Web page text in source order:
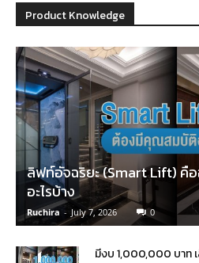
Product Knowledge
ลิฟท์อัจฉริยะ (Smart Lift) คื
อะไรบ้าง
Ruchira - July 7, 2026 0
มีงบ 1,000,000 บาท